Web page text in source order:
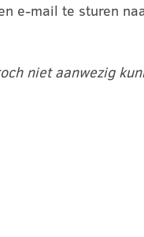
e-mail te sturen
niet aanwezig